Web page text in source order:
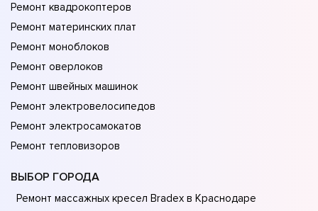
Ремонт квадрокоптеров
Ремонт материнских плат
Ремонт моноблоков
Ремонт оверлоков
Ремонт швейных машинок
Ремонт электровелосипедов
Ремонт электросамокатов
Ремонт тепловизоров
ВЫБОР ГОРОДА
Ремонт массажных кресел Bradex в Краснодаре